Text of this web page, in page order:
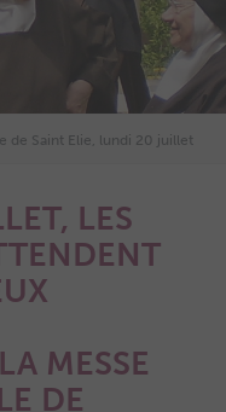
de Saint Elie, lundi 20 juillet
LES
MESSE
DE